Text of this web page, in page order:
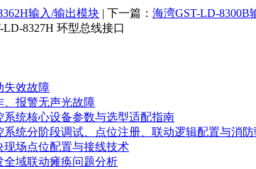
输入/输出模块 | 下一篇： 海湾GST-LD-8300B
LD-8327H 环型总线接口
失效故障
、报警无声光故障
系统核心设备参数与选型适配指南
系统分阶段调试、点位注册、联动逻辑配置与消
现场点位配置与接线技术
全域联动瘫痪问题分析